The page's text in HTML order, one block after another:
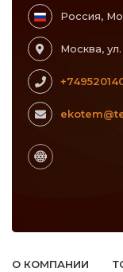
Россия,
Москва,
О КОМПАНИИ